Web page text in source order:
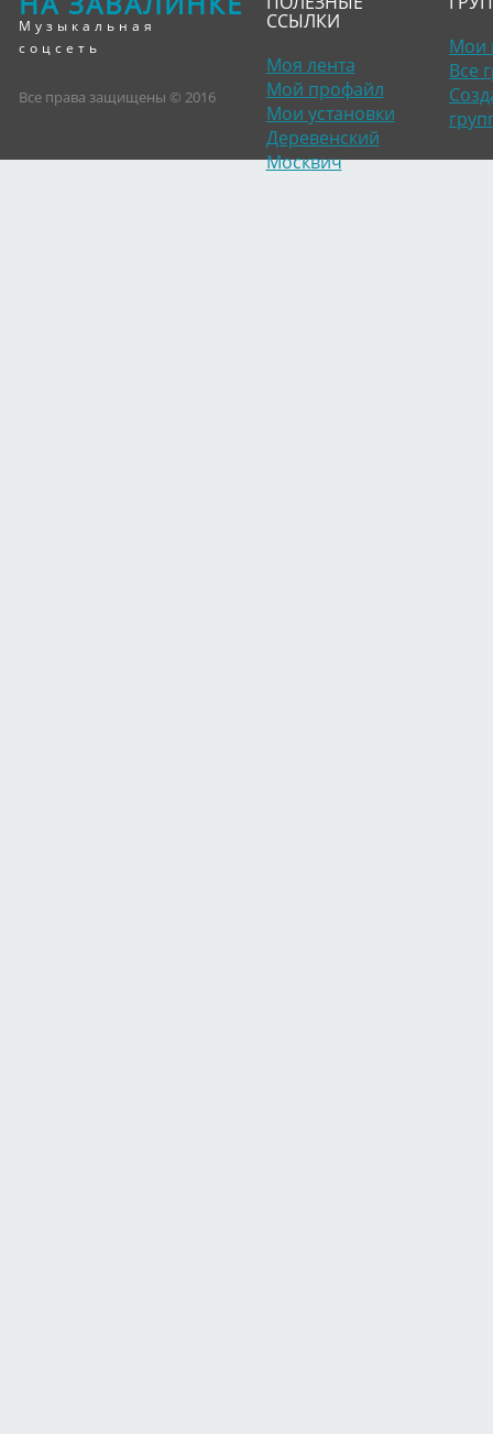
Музыкальная
соцсеть
Все права защищены © 2016
ССЫЛКИ
Моя лента
Мой профайл
Мои установки
Деревенский
Москвич
Мои
Все